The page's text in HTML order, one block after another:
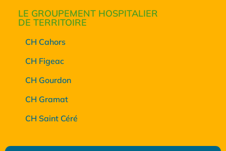
LE GROUPEMENT HOSPITALIER
DE TERRITOIRE
CH Cahors
CH Figeac
CH Gourdon
CH Gramat
CH Saint Céré